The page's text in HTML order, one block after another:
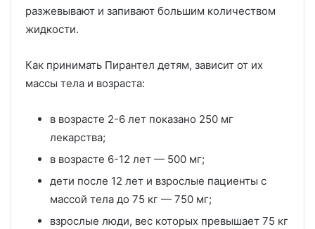
разжевывают и запивают большим количеством
жидкости.
Как принимать Пирантел детям, зависит от их
массы тела и возраста:
в возрасте 2-6 лет показано 250 мг
лекарства;
в возрасте 6-12 лет — 500 мг;
дети после 12 лет и взрослые пациенты с
массой тела до 75 кг — 750 мг;
взрослые люди, вес которых превышает 75 кг